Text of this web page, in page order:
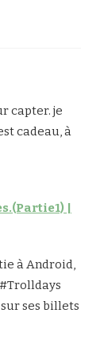
capter. je
cadeau, à
|
à Android,
ses billets